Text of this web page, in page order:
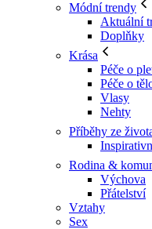
Módní trendy
Aktuální
Doplňky
Krása
Péče o
Péče o
Vlasy
Nehty
Příběhy ze
Rodina &
Výchova
Přátelství
Vztahy
Sex